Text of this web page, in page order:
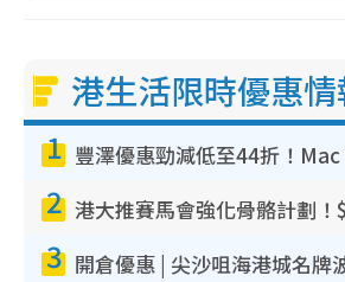
港生活限時優惠情
1
2
3